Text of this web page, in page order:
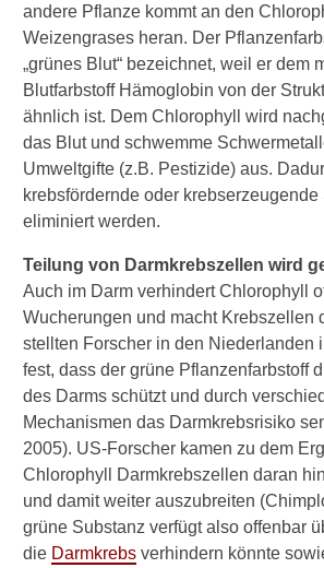
andere Pflanze kommt an den
Weizengrases heran. Der
„grünes Blut“ bezeichnet, weil er dem
Blutfarbstoff Hämoglobin von der
ähnlich ist. Dem Chlorophyll wird
das Blut und schwemme
Umweltgifte (z.B. Pestizide) aus.
krebsfördernde oder krebserzeugende
eliminiert werden.
Teilung von Darmkrebszellen wird
Auch im Darm verhindert Chlorophyll
Wucherungen und macht Krebszellen
stellten Forscher in den Niederlanden
fest, dass der grüne Pflanzenfarbstoff
des Darms schützt und durch
Mechanismen das Darmkrebsrisiko
2005). US-Forscher kamen zu dem
Chlorophyll Darmkrebszellen daran
und damit weiter auszubreiten
grüne Substanz verfügt also offenbar
die Darmkrebs verhindern könnte